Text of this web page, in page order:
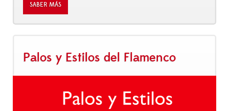
SABER MÁS
Palos y Estilos del Flamenco